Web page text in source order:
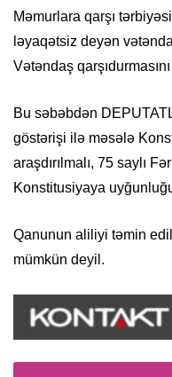
Məmurlara qarşı
ləyaqətsiz deyən
Vətəndaş
Bu səbəbdən
göstərişi ilə məsələ
araşdırılmalı, 75 saylı
Konstitusiyaya
Qanunun aliliyi təmin
mümkün deyil.